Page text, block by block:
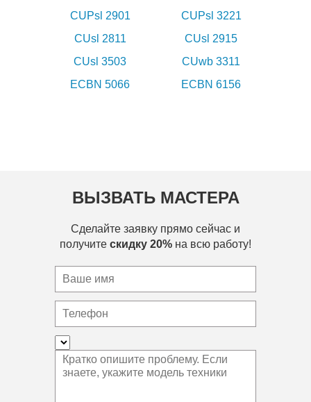
CUPsl 2901
CUPsl 3221
CUsl 2811
CUsl 2915
CUsl 3503
CUwb 3311
ECBN 5066
ECBN 6156
ВЫЗВАТЬ МАСТЕРА
Сделайте заявку прямо сейчас и
получите скидку 20% на всю работу!